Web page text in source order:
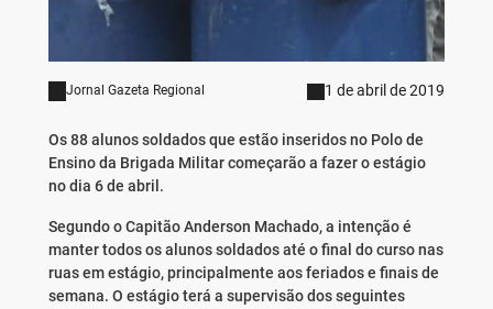
Jornal Gazeta Regional 1 de abril de 2019
Os 88 alunos soldados que estão inseridos no Polo de
Ensino da Brigada Militar começarão a fazer o estágio
no dia 6 de abril.
Segundo o Capitão Anderson Machado, a intenção é
manter todos os alunos soldados até o final do curso nas
ruas em estágio, principalmente aos feriados e finais de
semana. O estágio terá a supervisão dos seguintes